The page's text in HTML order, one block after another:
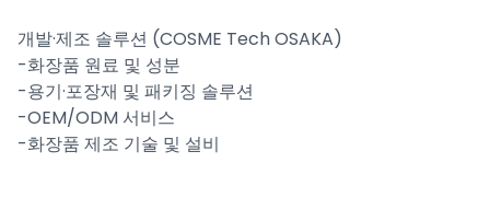
개발·제조 솔루션 (COSME Tech OSAKA)
-화장품 원료 및 성분
-용기·포장재 및 패키징 솔루션
-OEM/ODM 서비스
-화장품 제조 기술 및 설비